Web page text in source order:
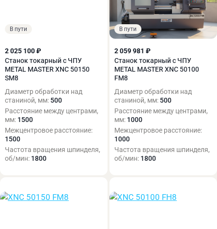
В пути
2 025 100 ₽
Станок токарный с ЧПУ
METAL MASTER XNC 50150
SM8
Диаметр обработки над
станиной, мм: 500
Расстояние между центрами,
мм: 1500
Межцентровое расстояние:
1500
Частота вращения шпинделя,
об/мин: 1800
В пути
2 059 981 ₽
Станок токарный с ЧПУ
METAL MASTER XNC 50100
FM8
Диаметр обработки над
станиной, мм: 500
Расстояние между центрами,
мм: 1000
Межцентровое расстояние:
1000
Частота вращения шпинделя,
об/мин: 1800